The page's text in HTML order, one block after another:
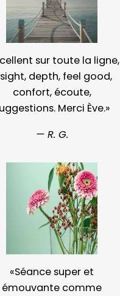
sur toute la ligne,
depth, feel good,
confort, écoute,
Merci Ève.»
— R. G.
«Séance super et
émouvante comme